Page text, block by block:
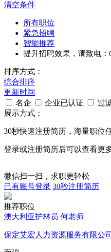
清空条件
所有职位
紧急招聘
智能推荐
提升招聘效果，请致电：
排序方式：
综合排序
更新时间
名企
企业已认证
过
展示方式：
30秒快速注册简历，海量职位
登录或注册简历后可以查看更
微信扫一扫，求职更轻松
已有账号登录 30秒注册简历
推荐职位
澳大利亚护林员 何老师
保定艾宏人力资源服务有限公司